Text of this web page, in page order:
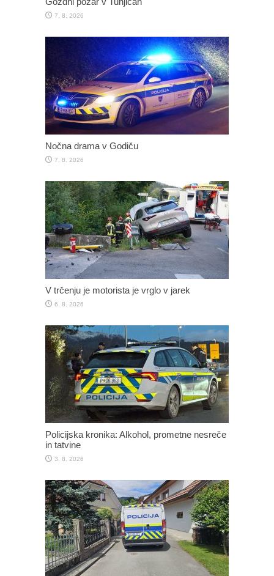
7. 8. 2026
Nočna drama v Godiču
7. 8. 2026
V trčenju je motorista je vrglo v jarek
6. 8. 2026
Policijska kronika: Alkohol, prometne nesreče
in tatvine
3. 8. 2026